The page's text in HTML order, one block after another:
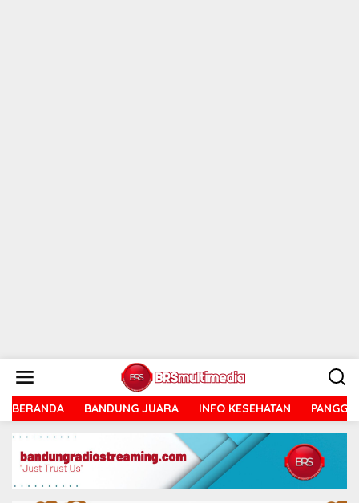
konten
BERANDA BANDUNG JUARA INFO KESEHATAN